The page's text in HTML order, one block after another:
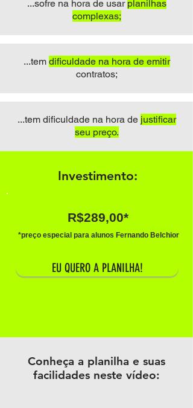
...sofre na hora de usar planilhas
complexas;
...tem dificuldade na hora de emitir
contratos;
...tem dificuldade na hora de justificar
seu preço.
Investimento:
R$289,00*
*preço especial para alunos Fernando Belchior
EU QUERO A PLANILHA!
Conheça a planilha e suas
facilidades neste vídeo: